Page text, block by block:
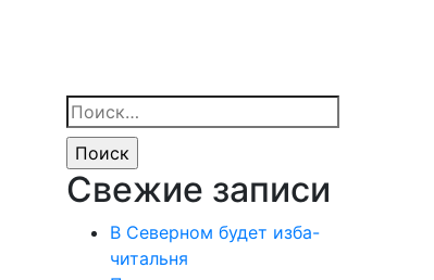
Найти:
Свежие записи
В Северном будет изба-
читальня